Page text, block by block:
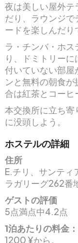
夜は美しい屋外テ
だり、ラウンジ
ードを楽しんだり
ラ・チンバ・ホ
り、ドミトリー
付いていない部屋
ンと無料の朝食
合は紅茶とコーヒ
本交換所に立ち寄
に没頭しよう。
ホステルの詳細
住所
E.チリ、サンティ
ラガリーグ262番
ゲストの評価
5点満点中4.2点
1泊あたりの料金：
1200 ¥から。